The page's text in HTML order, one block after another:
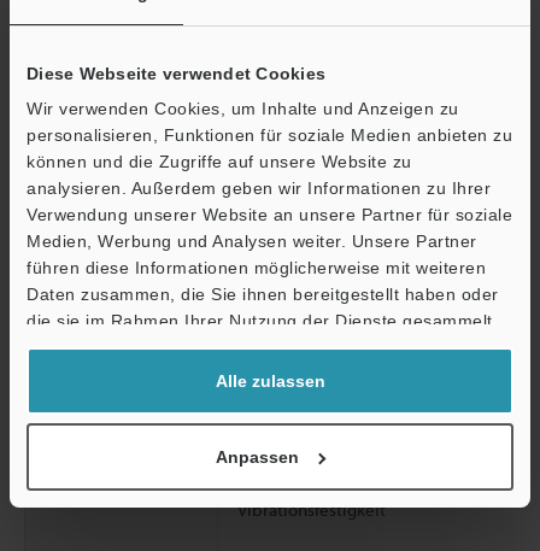
Diese Webseite verwendet Cookies
Wir verwenden Cookies, um Inhalte und Anzeigen zu
personalisieren, Funktionen für soziale Medien anbieten zu
können und die Zugriffe auf unsere Website zu
analysieren. Außerdem geben wir Informationen zu Ihrer
Verwendung unserer Website an unsere Partner für soziale
Medien, Werbung und Analysen weiter. Unsere Partner
führen diese Informationen möglicherweise mit weiteren
Daten zusammen, die Sie ihnen bereitgestellt haben oder
die sie im Rahmen Ihrer Nutzung der Dienste gesammelt
haben.
Alle zulassen
Anpassen
ECO halb
ECO voll
Umgebungstemperatur
Relative Luftfeuchtigkeit
Vibrationsfestigkeit
Support